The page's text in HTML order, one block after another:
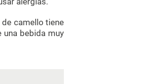
camello tiene
bebida muy